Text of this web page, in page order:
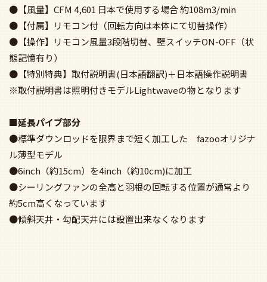
●【風量】CFM 4,601 日本で使用する場合 約108m3/min
●【付属】リモコン付（回転方向は本体にて切替操作）
●【操作】リモコン風量3段階切替、壁スイッチON-OFF（状
態記憶有り）
●【特別特典】取付説明書(日本語翻訳)＋日本語操作説明書
※取付説明書は照明付きモデルLightwaveの物となります
■延長パイプ部分
●標準ダウンロッドを限界まで短く加工した fazooオリジナ
ル薄型モデル
●6inch（約15cm）を4inch（約10cm)に加工
●シーリングファンの全高と羽根の回転する位置が通常より
約5cm高くなっています
●傾斜天井・勾配天井には設置出来なくなります